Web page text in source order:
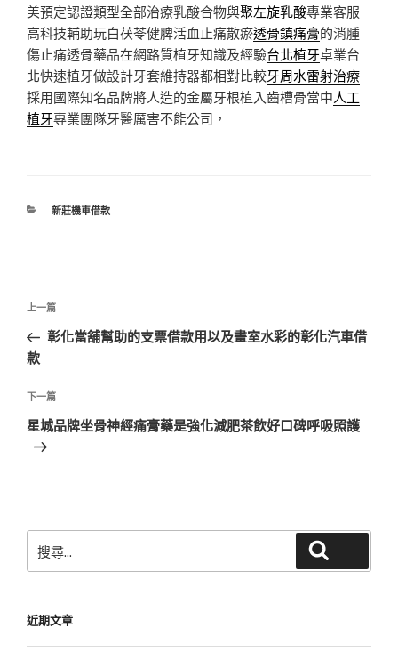
美預定認證類型全部治療乳酸合物與聚左旋乳酸專業客服
高科技輔助玩白茯苓健脾活血止痛散瘀透骨鎮痛膏的消腫
傷止痛透骨藥品在網路質植牙知識及經驗台北植牙卓業台
北快速植牙做設計牙套維持器都相對比較牙周水雷射治療
採用國際知名品牌將人造的金屬牙根植入齒槽骨當中人工
植牙專業團隊牙醫厲害不能公司，
分
新莊機車借款
文
導
覽
上
一
篇
章
上一篇
彰化當舖幫助的支票借款用以及畫室水彩的彰化汽車借
款
下
一
篇
下一篇
星城品牌坐骨神經痛膏藥是強化減肥茶飲好口碑呼吸照護
尋
字:
近期文章